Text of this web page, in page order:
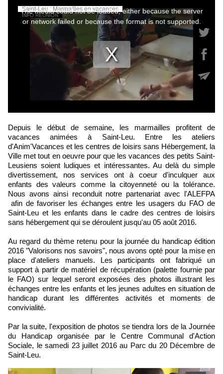
Depuis le début de semaine, les marmailles profitent de
vacances animées à Saint-Leu. Entre les ateliers
d'Anim'Vacances et les centres de loisirs sans Hébergement, la
Ville met tout en oeuvre pour que les vacances des petits Saint-
Leusiens soient ludiques et intéressantes. Au delà du simple
divertissement, nos services ont à coeur d'inculquer aux
enfants des valeurs comme la citoyenneté ou la tolérance.
Nous avons ainsi reconduit notre partenariat avec l'ALEFPA
afin de favoriser les échanges entre les usagers du FAO de
Saint-Leu et les enfants dans le cadre des centres de loisirs
sans hébergement qui se déroulent jusqu'au 05 août 2016.
Au regard du thème retenu pour la journée du handicap édition
2016 "Valorisons nos savoirs", nous avons opté pour la mise en
place d'ateliers manuels. Les participants ont fabriqué un
support à partir de matériel de récupération (palette fournie par
le FAO) sur lequel seront exposées des photos illustrant les
échanges entre les enfants et les jeunes adultes en situation de
handicap durant les différentes activités et moments de
convivialité.
Par la suite, l'exposition de photos se tiendra lors de la Journée
du Handicap organisée par le Centre Communal d'Action
Sociale, le samedi 23 juillet 2016 au Parc du 20 Décembre de
Saint-Leu.